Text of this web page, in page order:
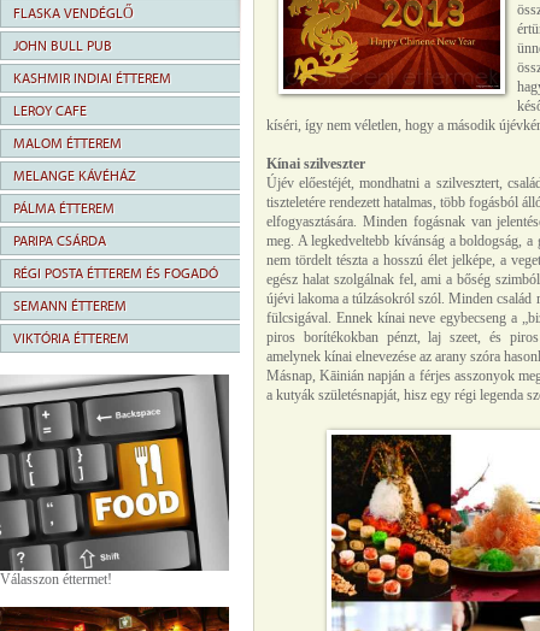
FLASKA VENDÉGLŐ
JOHN BULL PUB
KASHMIR INDIAI ÉTTEREM
LEROY CAFE
MALOM ÉTTEREM
MELANGE KÁVÉHÁZ
PÁLMA ÉTTEREM
PARIPA CSÁRDA
RÉGI POSTA ÉTTEREM ÉS FOGADÓ
SEMANN ÉTTEREM
VIKTÓRIA ÉTTEREM
Válasszon éttermet!
kíséri, így nem véletlen, hogy a második
Kínai szilveszter
Újév előestéjét, mondhatni a szilvesztert,
tiszteletére rendezett hatalmas, több fogásból
elfogyasztására. Minden fogásnak van
meg. A legkedveltebb kívánság a boldogság, a
nem tördelt tészta a hosszú élet jelképe, a
egész halat szolgálnak fel, ami a bőség
újévi lakoma a túlzásokról szól. Minden család
fülcsigával. Ennek kínai neve egybecseng a
piros borítékokban pénzt, laj szeet, és piros
amelynek kínai elnevezése az arany szóra
Másnap, Kāinián napján a férjes asszonyok
a kutyák születésnapját, hisz egy régi legenda